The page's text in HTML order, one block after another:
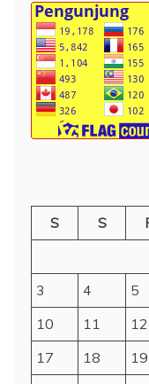
S
S
3
4 5
10
11 12
17
18 19